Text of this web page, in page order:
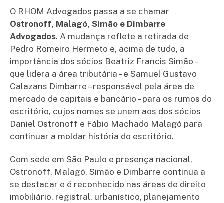
O RHOM Advogados passa a se chamar
Ostronoff, Malagó, Simão e Dimbarre
Advogados. A mudança reflete a retirada de
Pedro Romeiro Hermeto e, acima de tudo, a
importância dos sócios Beatriz Francis Simão –
que lidera a área tributária – e Samuel Gustavo
Calazans Dimbarre – responsável pela área de
mercado de capitais e bancário – para os rumos do
escritório, cujos nomes se unem aos dos sócios
Daniel Ostronoff e Fábio Machado Malagó para
continuar a moldar história do escritório.
Com sede em São Paulo e presença nacional,
Ostronoff, Malagó, Simão e Dimbarre continua a
se destacar e é reconhecido nas áreas de direito
imobiliário, registral, urbanístico, planejamento